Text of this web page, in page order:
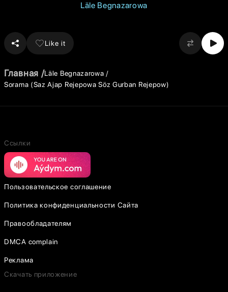
Läle Begnazarowa
Like it
Главная
Läle Begnazarowa
Sorama (Saz Ajap Rejepowa Söz Gurban Rejepow)
Ссылки
Пользовательское соглашение
Политика конфиденциальности Сайта
Правообладателям
DMCA complain
Реклама
Скачать приложение